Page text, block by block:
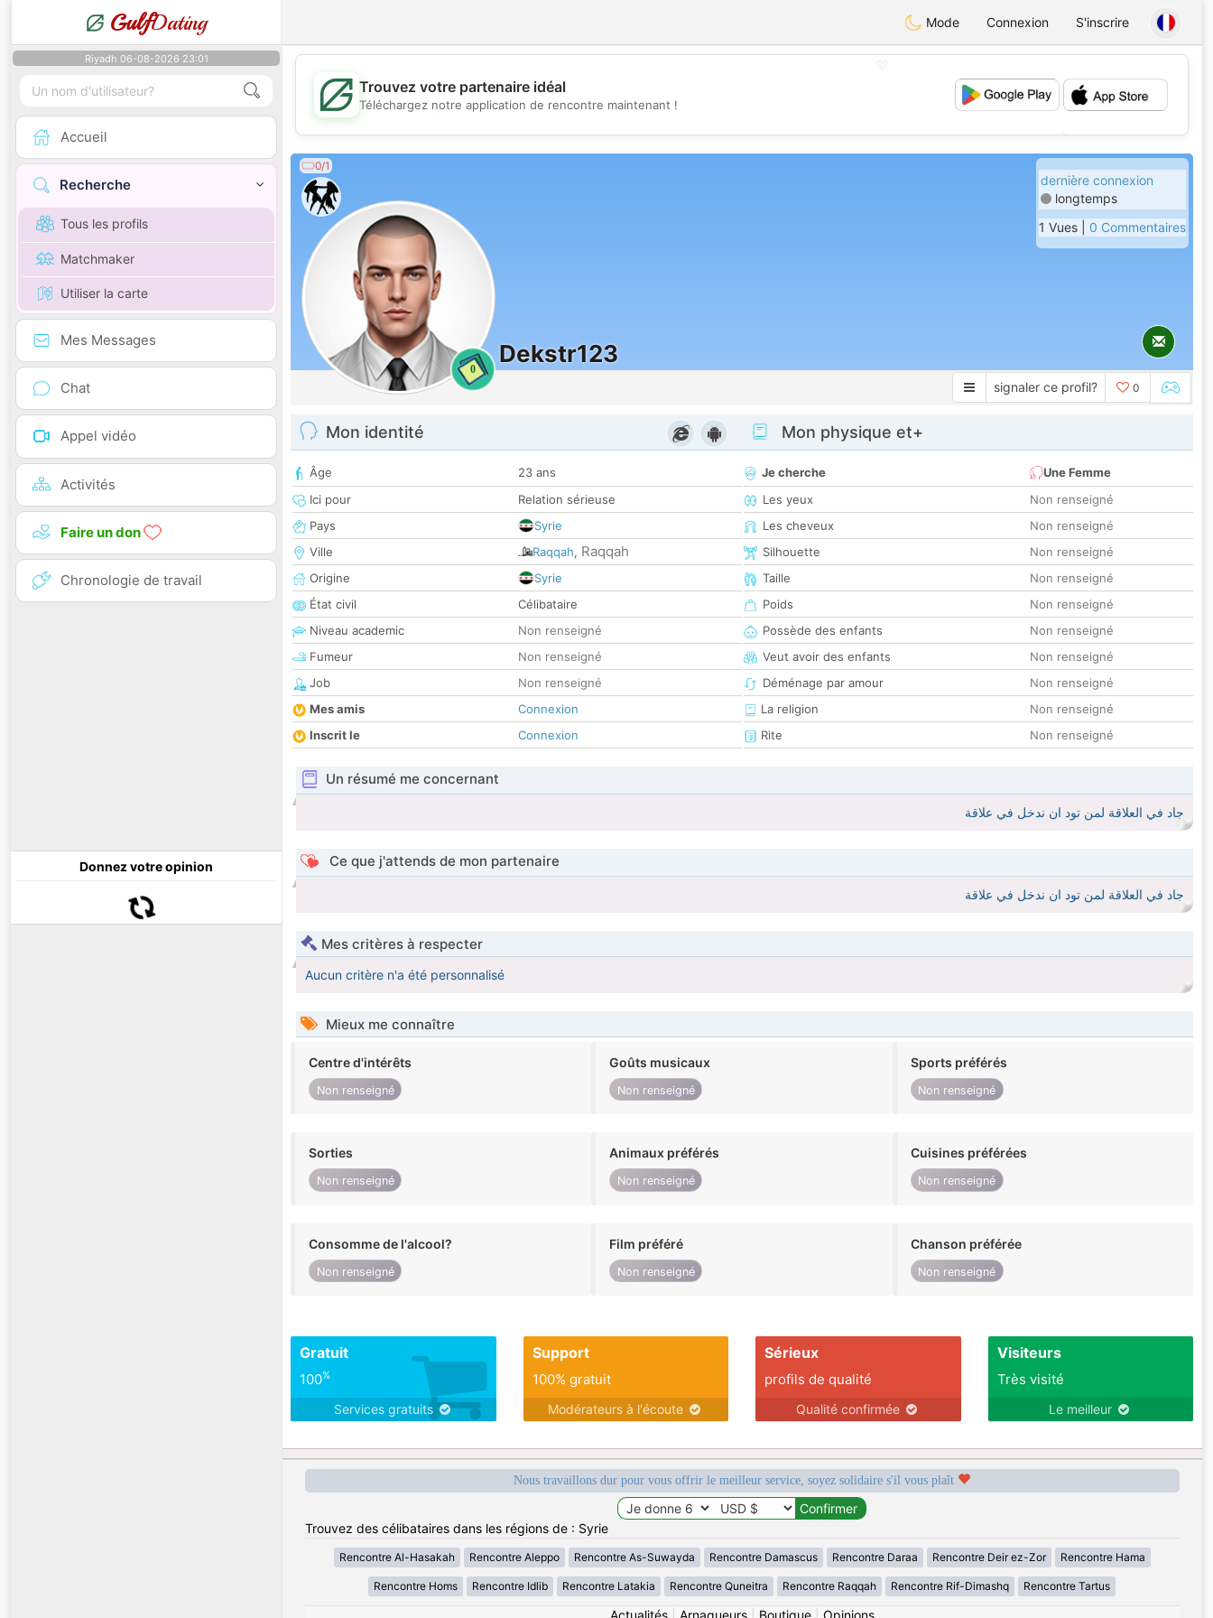
GulfDating Mode Connexion S'inscrire
Riyadh 06-08-2026 23:01
Accueil
Recherche
Tous les profils
Matchmaker
Utiliser la carte
Mes Messages
Chat
Appel vidéo
Activités
Faire un don
Chronologie de travail
Donnez votre opinion
💖
💕
Trouvez votre partenaire idéal
Téléchargez notre application de rencontre maintenant !
0/1
0
Dekstr123
dernière connexion
longtemps
1 Vues | 0 Commentaires
signaler ce profil? 0
Mon identité
Âge
23 ans
Ici pour
Relation sérieuse
Pays
Syrie
Ville
Raqqah, Raqqah
Origine
Syrie
État civil
Célibataire
Niveau academic
Non renseigné
Fumeur
Non renseigné
Job
Non renseigné
Mes amis
Connexion
Inscrit le
Connexion
Mon physique et+
Je cherche
Une Femme
Les yeux
Non renseigné
Les cheveux
Non renseigné
Silhouette
Non renseigné
Taille
Non renseigné
Poids
Non renseigné
Possède des enfants
Non renseigné
Veut avoir des enfants
Non renseigné
Déménage par amour
Non renseigné
La religion
Non renseigné
Rite
Non renseigné
Un résumé me concernant
جاد في العلاقة لمن تود ان ندخل في علاقة
Ce que j'attends de mon partenaire
جاد في العلاقة لمن تود ان ندخل في علاقة
Mes critères à respecter
Aucun critère n'a été personnalisé
Mieux me connaître
Centre d'intérêts
Non renseigné
Goûts musicaux
Non renseigné
Sports préférés
Non renseigné
Sorties
Non renseigné
Animaux préférés
Non renseigné
Cuisines préférées
Non renseigné
Consomme de l'alcool?
Non renseigné
Film préféré
Non renseigné
Chanson préférée
Non renseigné
Gratuit
100%
Services gratuits
Support
100% gratuit
Modérateurs à l'écoute
Sérieux
profils de qualité
Qualité confirmée
Visiteurs
Très visité
Le meilleur
Nous travaillons dur pour vous offrir le meilleur service, soyez solidaire s'il vous plaît
Trouvez des célibataires dans les régions de : Syrie
Rencontre Al-Hasakah Rencontre Aleppo Rencontre As-Suwayda Rencontre Damascus Rencontre Daraa Rencontre Deir ez-Zor Rencontre Hama
Rencontre Homs Rencontre Idlib Rencontre Latakia Rencontre Quneitra Rencontre Raqqah Rencontre Rif-Dimashq Rencontre Tartus
Actualités| Arnaqueurs| Boutique| Opinions